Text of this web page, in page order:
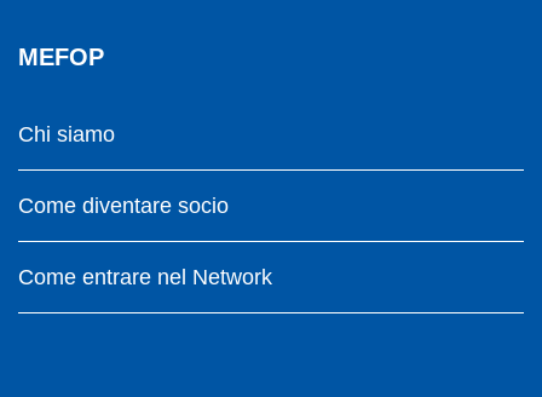
MEFOP
Chi siamo
Come diventare socio
Come entrare nel Network